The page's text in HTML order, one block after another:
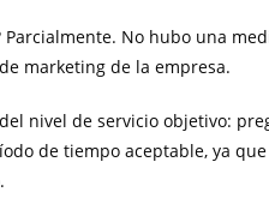
Parcialmente. No hubo una
marketing de la empresa.
nivel de servicio objetivo:
de tiempo aceptable, ya